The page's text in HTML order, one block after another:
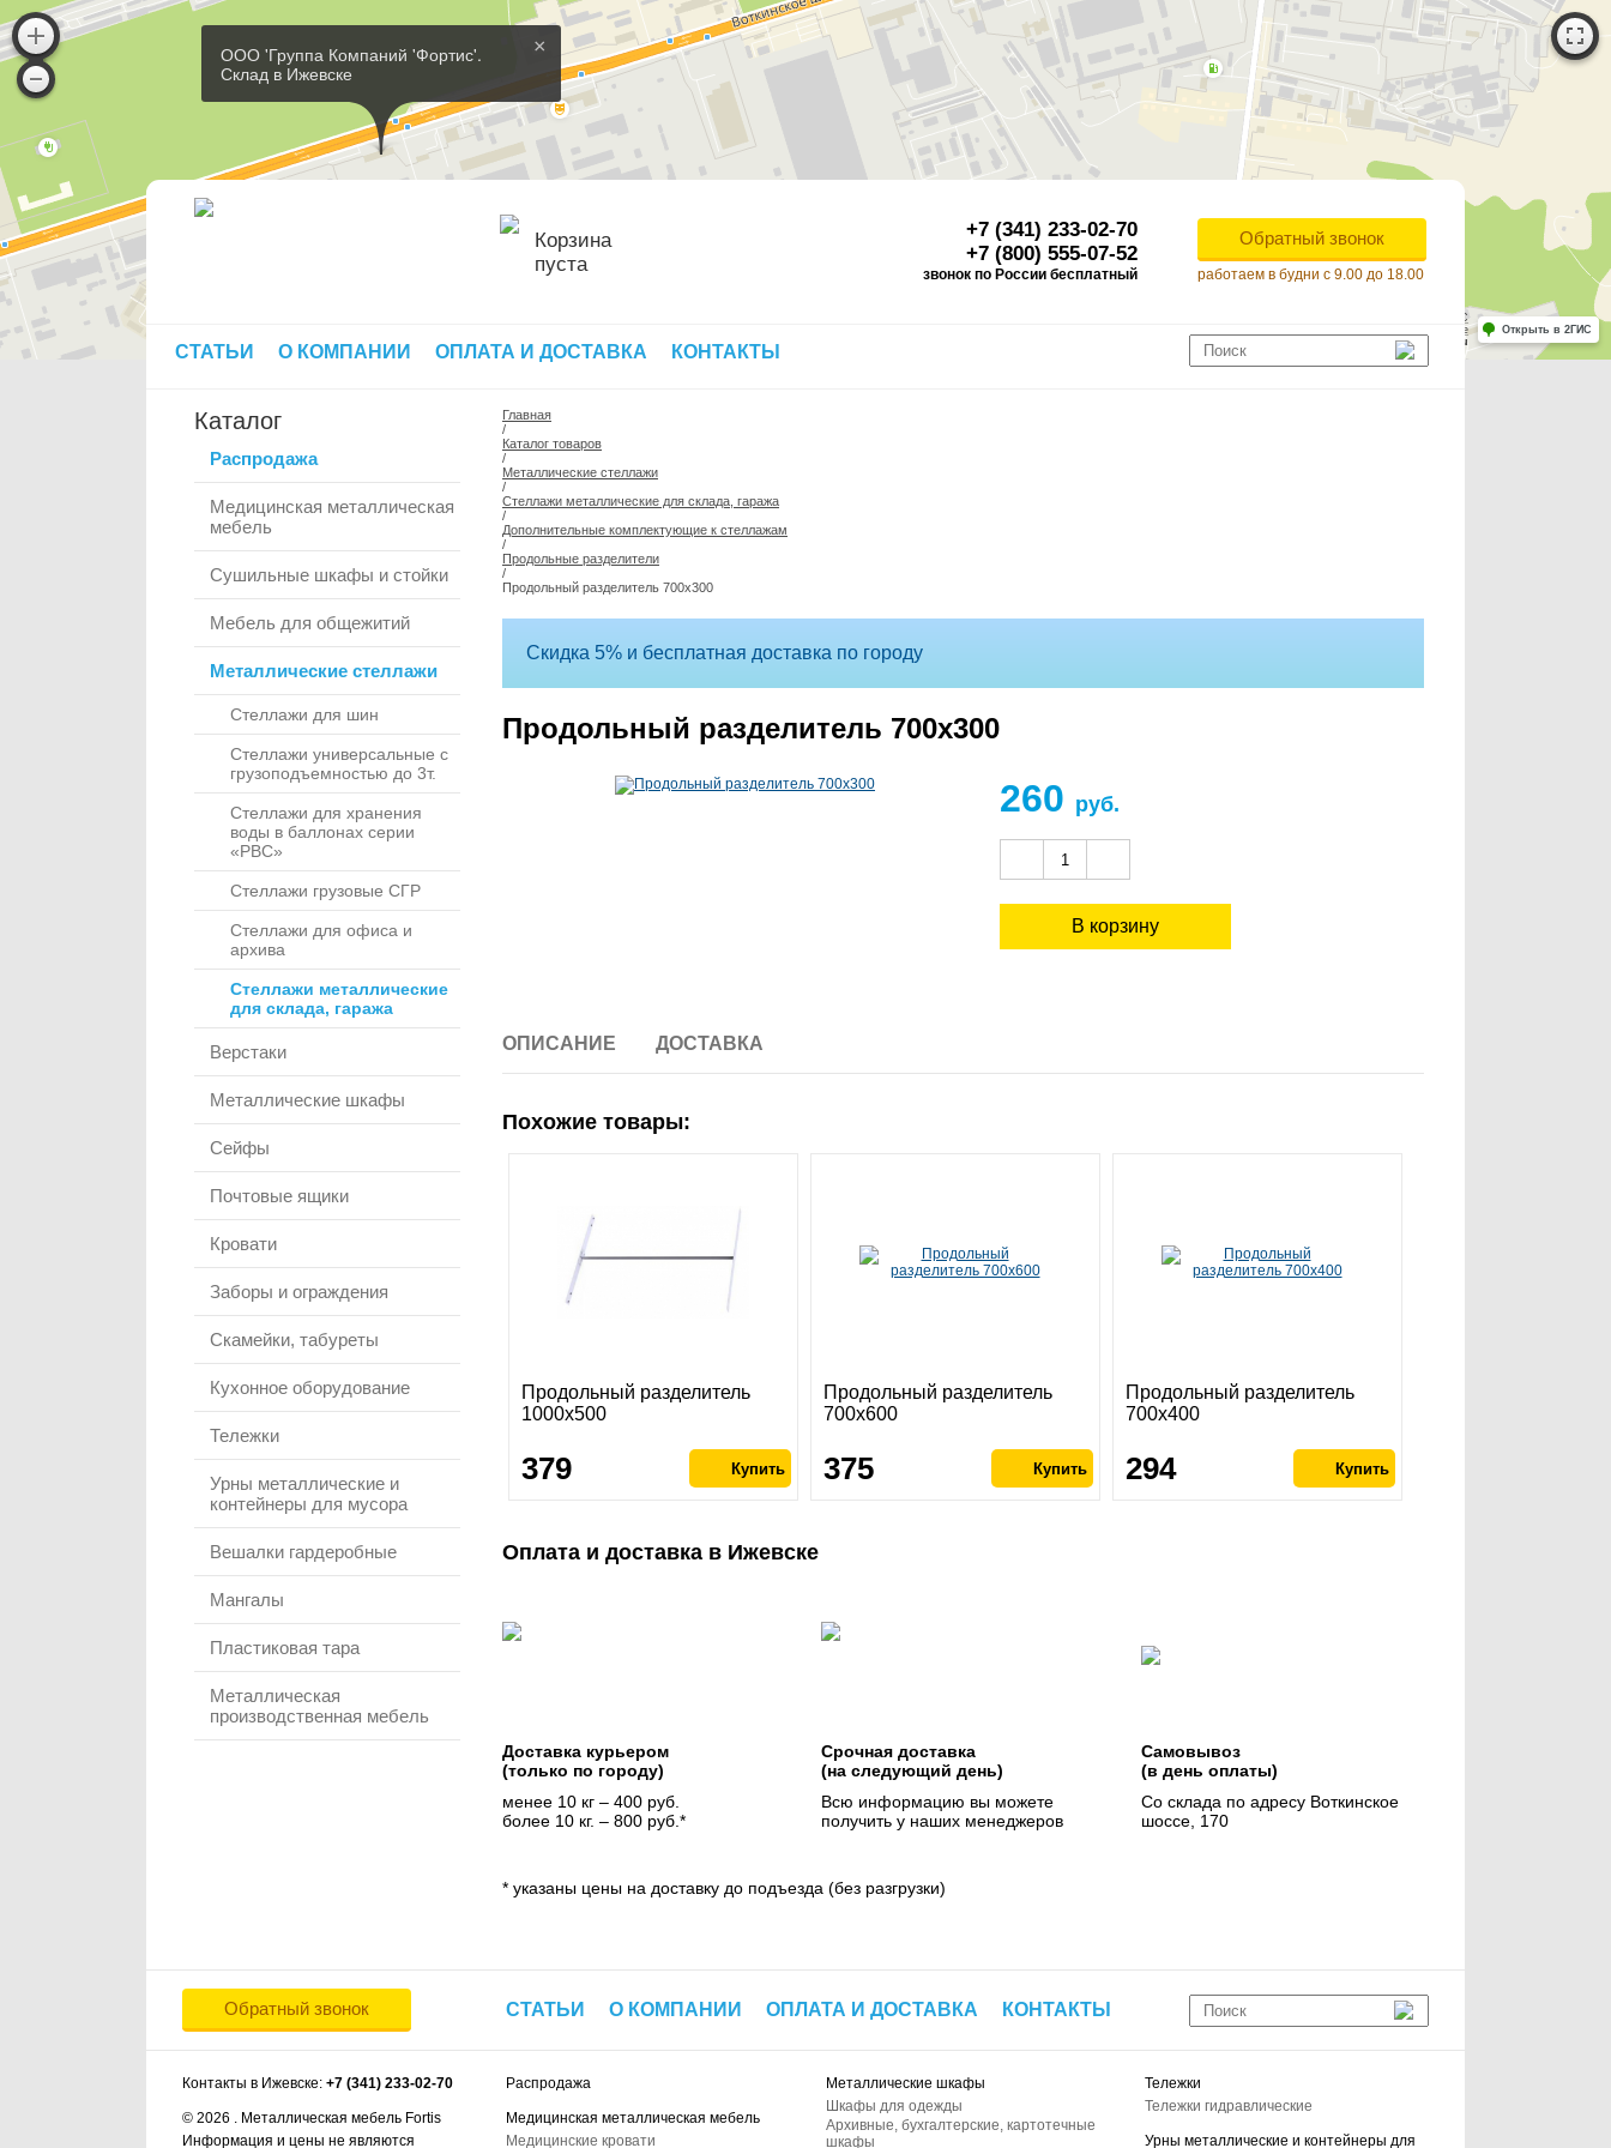
×
ООО 'Группа Компаний 'Фортис'.
Склад в Ижевске
Работает на API 2ГИС
Лицензионное соглашение
Для корректной работы Raster JS API нужен ключ. Помощь: api@2gis.ru
Открыть в 2ГИС
Корзина
пуста
+7 (341) 233-02-70
+7 (800) 555-07-52
звонок по России бесплатный
Обратный звонок
работаем в будни с 9.00 до 18.00
СТАТЬИ О КОМПАНИИ ОПЛАТА И ДОСТАВКА КОНТАКТЫ
Каталог
Распродажа
Медицинская металлическая
мебель
Сушильные шкафы и стойки
Мебель для общежитий
Металлические стеллажи
Стеллажи для шин
Стеллажи универсальные с
грузоподъемностью до 3т.
Стеллажи для хранения
воды в баллонах серии
«РВС»
Стеллажи грузовые СГР
Стеллажи для офиса и
архива
Стеллажи металлические
для склада, гаража
Верстаки
Металлические шкафы
Сейфы
Почтовые ящики
Кровати
Заборы и ограждения
Скамейки, табуреты
Кухонное оборудование
Тележки
Урны металлические и
контейнеры для мусора
Вешалки гардеробные
Мангалы
Пластиковая тара
Металлическая
производственная мебель
Главная
/
Каталог товаров
/
Металлические стеллажи
/
Стеллажи металлические для склада, гаража
/
Дополнительные комплектующие к стеллажам
/
Продольные разделители
/
Продольный разделитель 700х300
Скидка 5% и бесплатная доставка по городу
Продольный разделитель 700х300
260 руб.
ОПИСАНИЕ ДОСТАВКА
Похожие товары:
Продольный разделитель
1000х500
379
Продольный разделитель
700х600
375
Продольный разделитель
700х400
294
Оплата и доставка в Ижевске
Доставка курьером
(только по городу)
менее 10 кг – 400 руб.
более 10 кг. – 800 руб.*
Срочная доставка
(на следующий день)
Всю информацию вы можете
получить у наших менеджеров
Самовывоз
(в день оплаты)
Со склада по адресу Воткинское
шоссе, 170
* указаны цены на доставку до подъезда (без разгрузки)
Обратный звонок СТАТЬИ О КОМПАНИИ ОПЛАТА И ДОСТАВКА КОНТАКТЫ
Контакты в Ижевске: +7 (341) 233-02-70
© 2026 . Металлическая мебель Fortis
Информация и цены не являются
Распродажа
Медицинская металлическая мебель
Медицинские кровати
Металлические шкафы
Шкафы для одежды
Архивные, бухгалтерские, картотечные
шкафы
Тележки
Тележки гидравлические
Урны металлические и контейнеры для